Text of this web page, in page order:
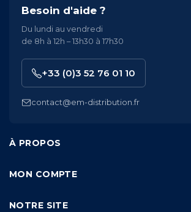
À PROPOS
MON COMPTE
NOTRE SITE
Besoin d'aide ?
Du lundi au vendredi
de 8h à 12h – 13h30 à 17h30
+33 (0)3 52 76 01 10
contact@em-distribution.fr